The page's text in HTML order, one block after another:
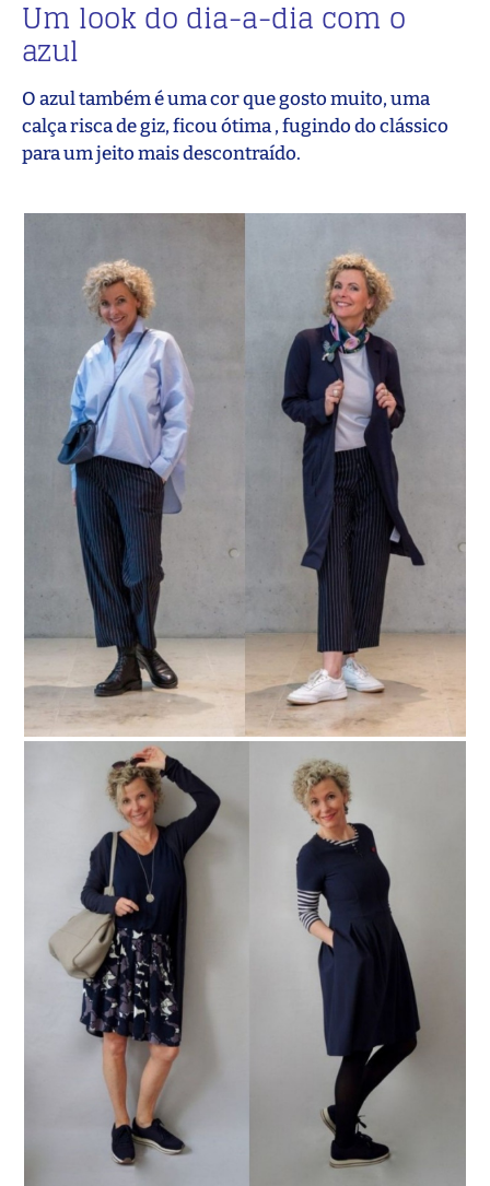
Um look do dia-a-dia com o
azul
O azul também é uma cor que gosto muito, uma
calça risca de giz, ficou ótima , fugindo do clássico
para um jeito mais descontraído.